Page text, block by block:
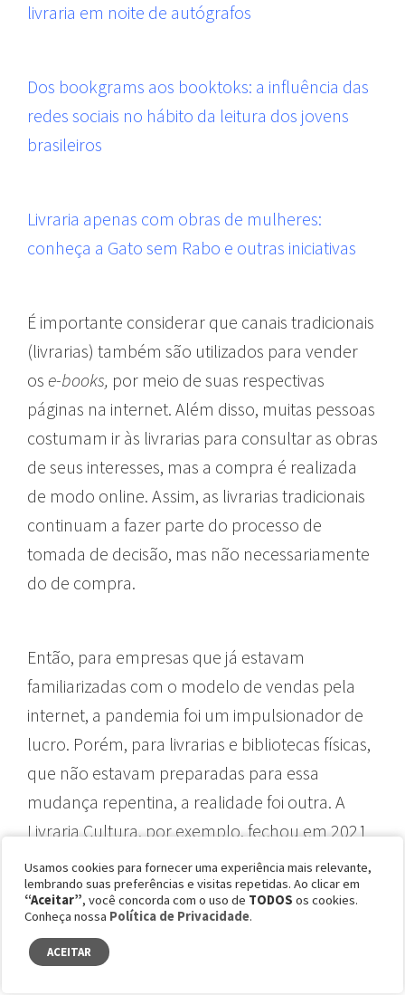
livraria em noite de autógrafos
Dos bookgrams aos booktoks: a influência das
redes sociais no hábito da leitura dos jovens
brasileiros
Livraria apenas com obras de mulheres:
conheça a Gato sem Rabo e outras iniciativas
É importante considerar que canais tradicionais
(livrarias) também são utilizados para vender
os e-books, por meio de suas respectivas
páginas na internet. Além disso, muitas pessoas
costumam ir às livrarias para consultar as obras
de seus interesses, mas a compra é realizada
de modo online. Assim, as livrarias tradicionais
continuam a fazer parte do processo de
tomada de decisão, mas não necessariamente
do de compra.
Então, para empresas que já estavam
familiarizadas com o modelo de vendas pela
internet, a pandemia foi um impulsionador de
lucro. Porém, para livrarias e bibliotecas físicas,
que não estavam preparadas para essa
mudança repentina, a realidade foi outra. A
Livraria Cultura, por exemplo, fechou em 2021
duas de suas maiores unidades de São Paulo:
as do Shopping Villa-Lobos, Bourbon e uma no
Paraná, no Shopping Curitiba. Assim como a
Cultura e outras livrarias que tiveram seu
Usamos cookies para fornecer uma experiência mais relevante,
lembrando suas preferências e visitas repetidas. Ao clicar em
“Aceitar”, você concorda com o uso de TODOS os cookies.
Conheça nossa Política de Privacidade.
ACEITAR